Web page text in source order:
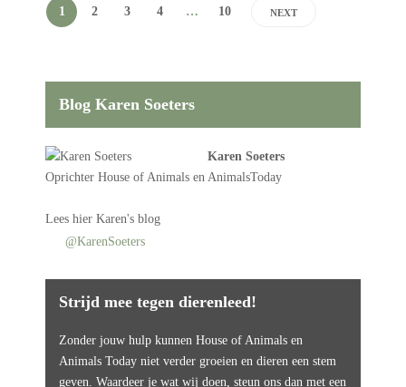
1 2 3 4 … 10 NEXT
Blog Karen Soeters
Karen Soeters
Oprichter House of Animals en AnimalsToday
Lees hier Karen's blog
@KarenSoeters
Strijd mee tegen dierenleed!
Zonder jouw hulp kunnen House of Animals en
Animals Today niet verder groeien en dieren een stem
geven. Waardeer je wat wij doen, steun ons dan met een